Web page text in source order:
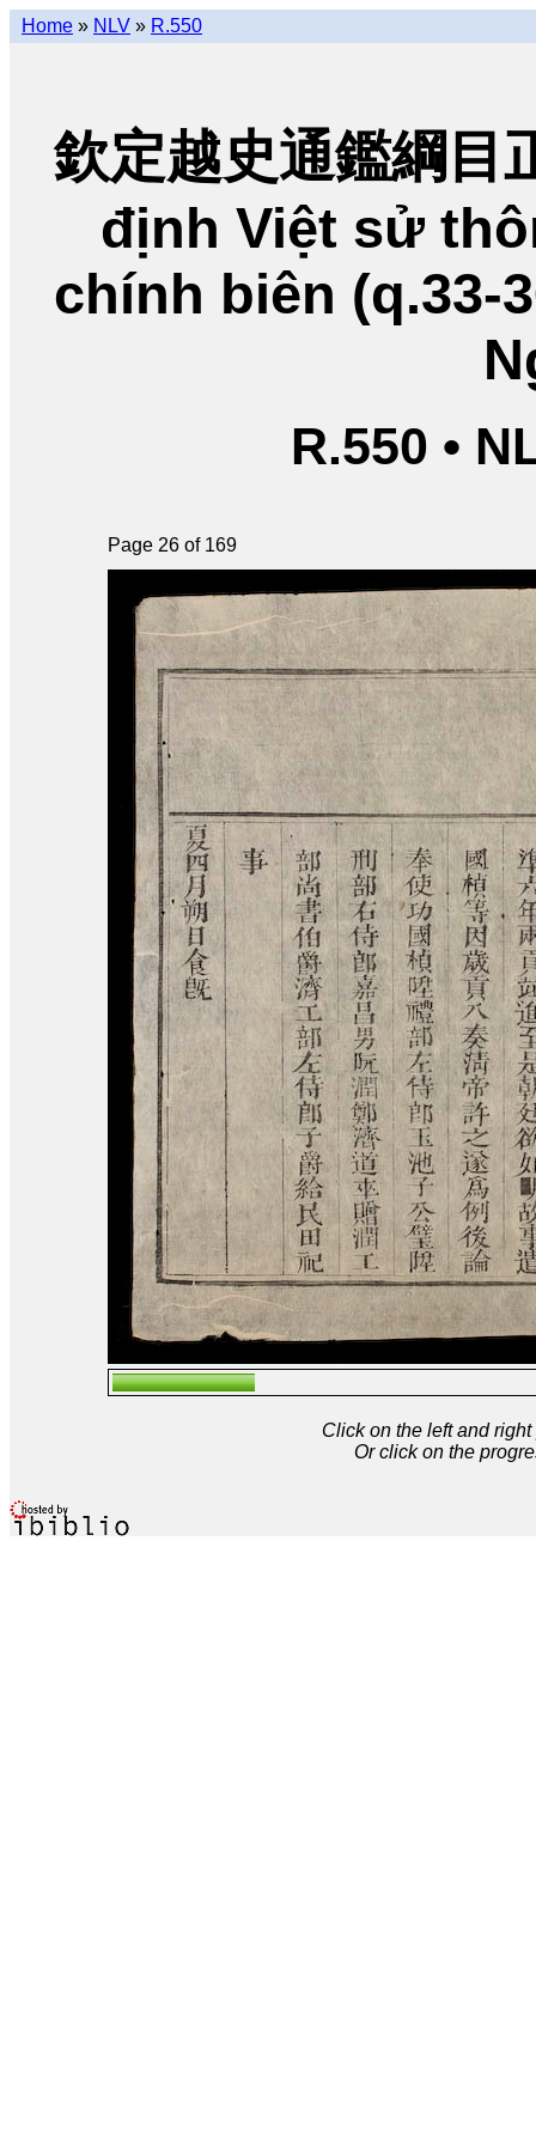
Home » NLV » R.550
欽定越史通鑑綱目
định Việt sử
chính biên (q.33-
R.550 •
Page 26 of 169
Click on the left and
Or click on the